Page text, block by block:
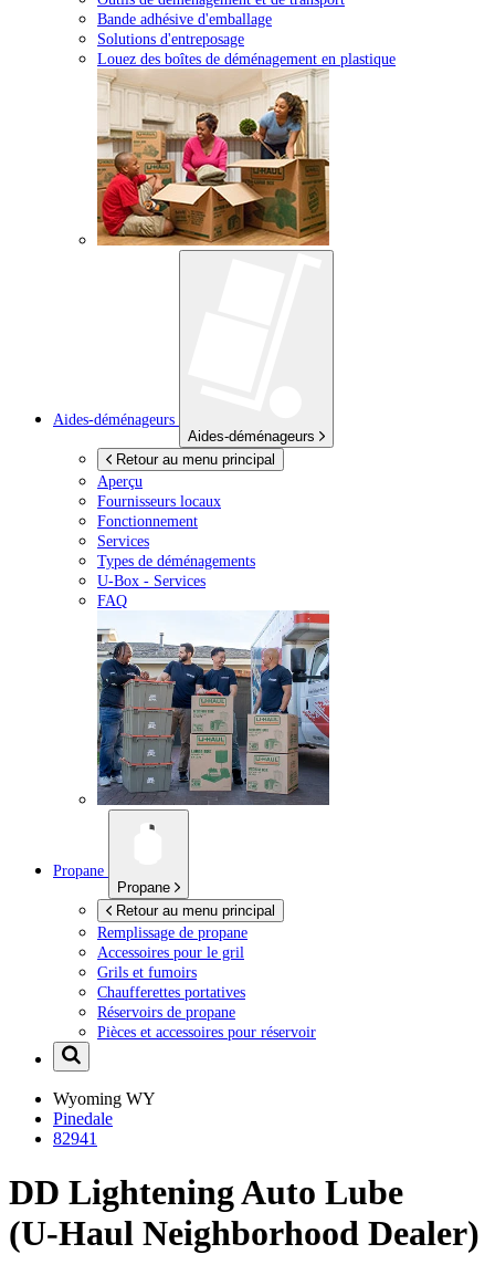
Bande adhésive d'emballage
Solutions d'entreposage
Louez des boîtes de déménagement en plastique
Aides-déménageurs
Aides-déménageurs
Retour au menu principal
Aperçu
Fournisseurs locaux
Fonctionnement
Services
Types de déménagements
U-Box - Services
FAQ
Propane
Propane
Retour au menu principal
Remplissage de propane
Accessoires pour le gril
Grils et fumoirs
Chaufferettes portatives
Réservoirs de propane
Pièces et accessoires pour réservoir
Wyoming WY
Pinedale
82941
DD Lightening Auto Lube
(U-Haul Neighborhood Dealer)